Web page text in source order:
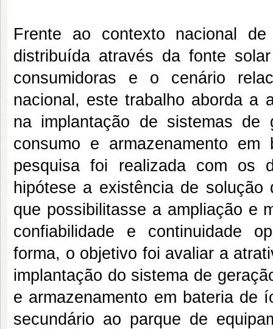
Frente ao contexto nacional
distribuída através da fonte
consumidoras e o cenário
nacional, este trabalho aborda a
na implantação de sistemas de
consumo e armazenamento
pesquisa foi realizada com os
hipótese a existência de solução
que possibilitasse a ampliação e
confiabilidade e continuidade
forma, o objetivo foi avaliar a
implantação do sistema de
e armazenamento em bateria de
secundário ao parque de